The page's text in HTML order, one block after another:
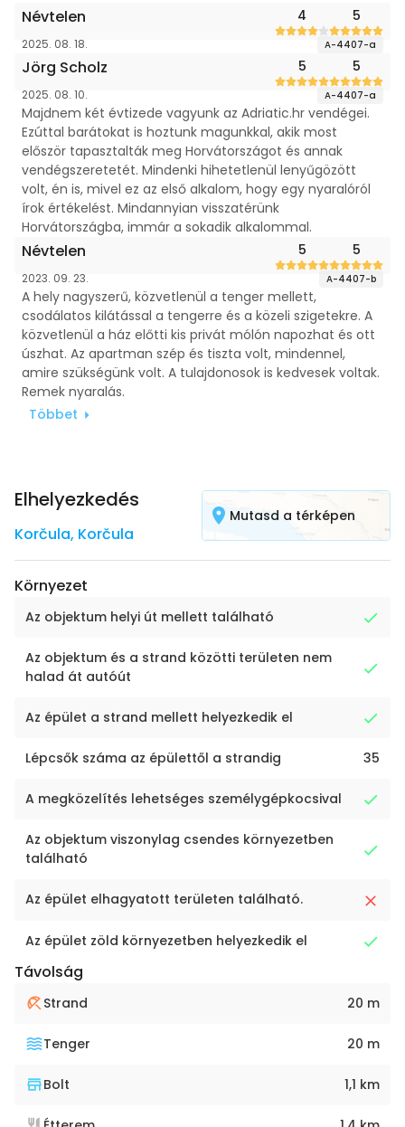
Névtelen 4 5
2025. 08. 18. A-4407-a
Jörg Scholz 5 5
2025. 08. 10. A-4407-a
Majdnem két évtizede vagyunk az Adriatic.hr vendégei.
Ezúttal barátokat is hoztunk magunkkal, akik most
először tapasztalták meg Horvátországot és annak
vendégszeretetét. Mindenki hihetetlenül lenyűgözött
volt, én is, mivel ez az első alkalom, hogy egy nyaralóról
írok értékelést. Mindannyian visszatérünk
Horvátországba, immár a sokadik alkalommal.
Névtelen 5 5
2023. 09. 23. A-4407-b
A hely nagyszerű, közvetlenül a tenger mellett,
csodálatos kilátással a tengerre és a közeli szigetekre. A
közvetlenül a ház előtti kis privát mólón napozhat és ott
úszhat. Az apartman szép és tiszta volt, mindennel,
amire szükségünk volt. A tulajdonosok is kedvesek voltak.
Remek nyaralás.
Többet
Elhelyezkedés
Korčula, Korčula
Mutasd a térképen
Környezet
Az objektum helyi út mellett található
Az objektum és a strand közötti területen nem
halad át autóút
Az épület a strand mellett helyezkedik el
Lépcsők száma az épülettől a strandig 35
A megközelítés lehetséges személygépkocsival
Az objektum viszonylag csendes környezetben
található
Az épület elhagyatott területen található.
Az épület zöld környezetben helyezkedik el
Távolság
Strand 20 m
Tenger 20 m
Bolt 1,1 km